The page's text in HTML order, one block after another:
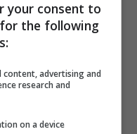
suolo. Questo
principali mete
costruito più di
tre religioni: il
confucianesimo.
your consent to
the following
content, advertising and
research and
on a device